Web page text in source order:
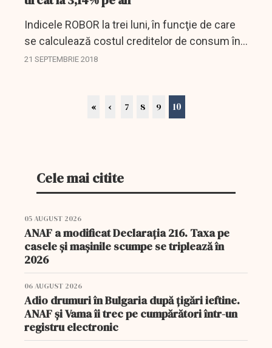
Indicele ROBOR la trei luni, în funcţie de care
se calculează costul creditelor de consum în
lei cu dobânda variabilă, a urcat vineri, pe piaţa
21 SEPTEMBRIE 2018
« ‹ 7 8 9 10
Cele mai citite
05 AUGUST 2026
ANAF a modificat Declarația 216. Taxa pe
casele și mașinile scumpe se triplează în
2026
06 AUGUST 2026
Adio drumuri în Bulgaria după țigări ieftine.
ANAF și Vama îi trec pe cumpărători într-un
registru electronic